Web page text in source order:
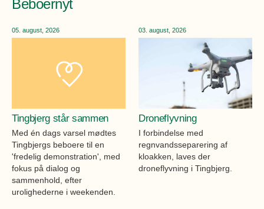
Beboernyt
Tingbjerg står sammen
05. august, 2026
Med én dags varsel mødtes
Tingbjergs beboere til en
'fredelig demonstration', med
fokus på dialog og
sammenhold, efter
urolighederne i weekenden.
Droneflyvning
03. august, 2026
I forbindelse med
regnvandsseparering af
kloakken, laves der
droneflyvning i Tingbjerg.